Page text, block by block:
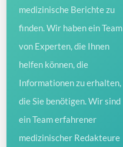
medizinische Berichte zu
finden. Wir haben ein Team
von Experten, die Ihnen
helfen können, die
Informationen zu erhalten,
die Sie benötigen. Wir sind
ein Team erfahrener
medizinischer Redakteure